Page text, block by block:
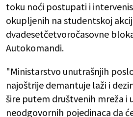
toku noći postupati i
okupljenih na studentskoj
dvadesetčetvoročasovne
Autokomandi.
"Ministarstvo unutrašnjih
najoštrije demantuje laži i
šire putem društvenih mreža i
neodgovornih pojedinaca da